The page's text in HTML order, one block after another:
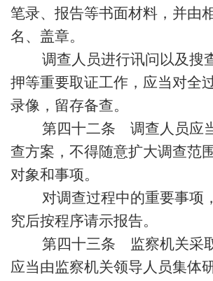
笔录、报告等书面材料，并由
名、盖章。
调查人员进行讯问以及搜
押等重要取证工作，应当对全
录像，留存备查。
第四十二条 调查人员应
查方案，不得随意扩大调查范
对象和事项。
对调查过程中的重要事项
究后按程序请示报告。
第四十三条 监察机关采
应当由监察机关领导人员集体